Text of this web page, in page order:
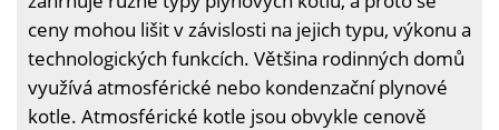
ceny mohou lišit v závislosti na jejich typu, výkonu a
technologických funkcích. Většina rodinných domů
využívá atmosférické nebo kondenzační plynové
kotle. Atmosférické kotle jsou obvykle cenově